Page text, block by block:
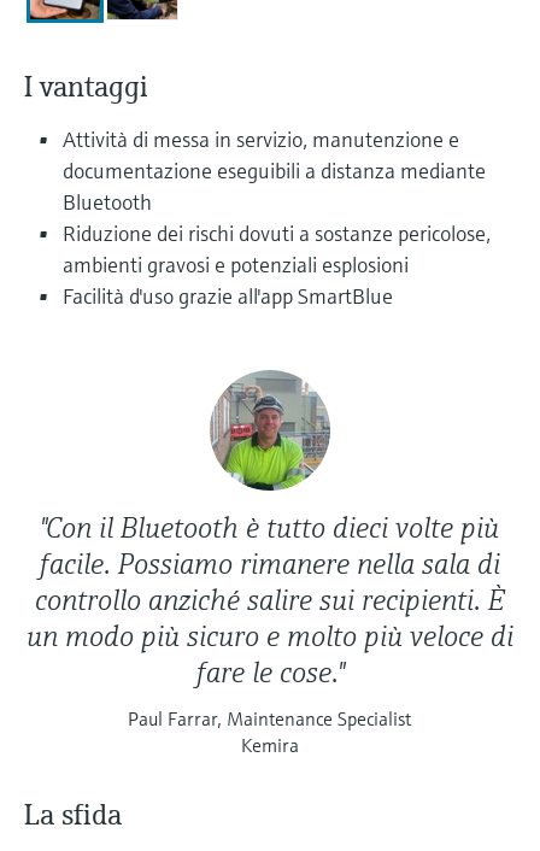
Trova informazioni e documentazione
specifiche sul prodotto
Trova i ricambi giusti
Trova i ricambi per codice prodotto, codice
ordine o numero di serie
microonde
Misura del livello tramite la misura
della pressione
Visualizza tutti
microonde
Memosens technology
Visualizza tutti
dell'eccellenza operativa e dei
I vantaggi
Attività di messa in servizio, manutenzione e
documentazione eseguibili a distanza mediante
Bluetooth
Riduzione dei rischi dovuti a sostanze pericolose,
ambienti gravosi e potenziali esplosioni
Facilità d'uso grazie all'app SmartBlue
"Con il Bluetooth è tutto dieci volte più
facile. Possiamo rimanere nella sala di
controllo anziché salire sui recipienti. È
un modo più sicuro e molto più veloce di
fare le cose."
Paul Farrar, Maintenance Specialist
Kemira
La sfida